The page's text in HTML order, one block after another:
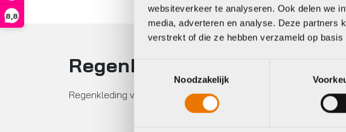
websiteverkeer te analyseren. Ook delen we
media, adverteren en analyse. Deze partners
verstrekt of die ze hebben verzameld op
Noodzakelijk
8,8
Regenkleding kopen
Regenkleding voor op de fiets. Bekijk ons assortiment